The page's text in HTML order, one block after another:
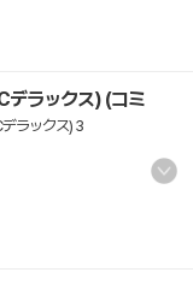
デラックス) (コミ
ラックス) 3